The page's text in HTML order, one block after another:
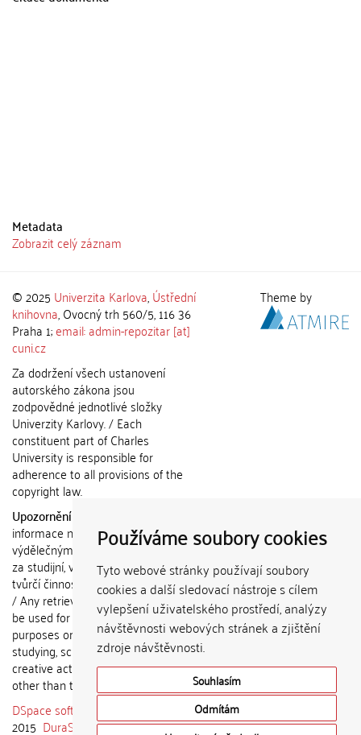
Používáme soubory cookies
Tyto webové stránky používají soubory
cookies a další sledovací nástroje s cílem
vylepšení uživatelského prostředí, analýzy
návštěvnosti webových stránek a zjištění
zdroje návštěvnosti.
Souhlasím
Odmítám
Metadata
Zobrazit celý záznam
© 2025 Univerzita Karlova,Ústřední
knihovna, Ovocný trh 560/5, 116 36
Praha 1;email: admin-repozitar [at]
cuni.cz
Za dodržení všech ustanovení
autorského zákona jsou
zodpovědné jednotlivé složky
Univerzity Karlovy. / Each
constituent part of Charles
University is responsible for
adherence to all provisions of the
copyright law.
Upozornění / Notice:
informace nemohou být použity k
výdělečným účelům nebo vydávány
za studijní, vědeckou nebo jinou
tvůrčí činnost jiné osoby než autora.
/ Any retrieved information shall not
be used for any commercial
purposes or claimed as results of
studying, scientific or any other
creative activities of any person
other than the author.
DSpace software
copyright © 2002-
2015 DuraSpace
Theme by